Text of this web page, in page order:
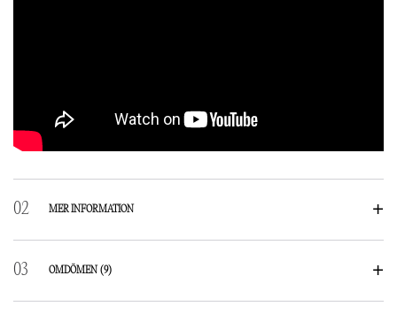
MER INFORMATION
OMDÖMEN (9)